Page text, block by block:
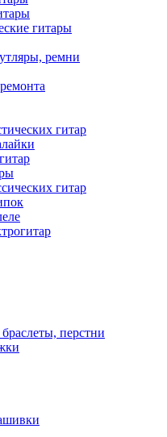
гитары
ремни
гитар
гитар
перстни